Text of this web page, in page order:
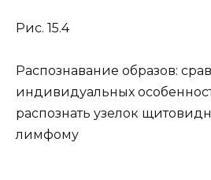
Рис. 15.4
Распознавание образов:
индивидуальных
распознать узелок
лимфому